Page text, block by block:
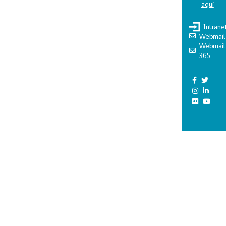
aquí
Webmail
Webmail
365